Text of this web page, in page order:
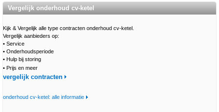
Vergelijk onderhoud cv-ketel
Kijk & Vergelijk alle type contracten onderhoud cv-ketel.
Vergelijk aanbieders op:
• Service
• Onderhoudsperiode
• Hulp bij storing
• Prijs en meer
vergelijk contracten
onderhoud cv-ketel: alle informatie